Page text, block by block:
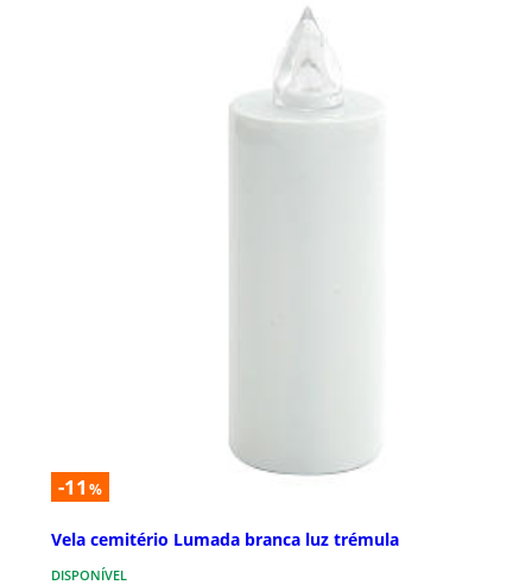
-11 %
Vela cemitério Lumada branca luz trémula
DISPONÍVEL